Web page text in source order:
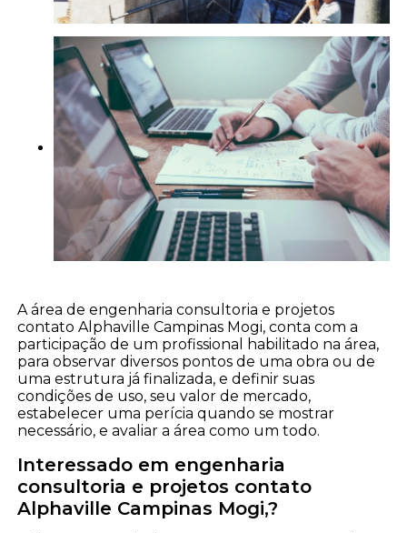
A área de engenharia consultoria e projetos
contato Alphaville Campinas Mogi, conta com a
participação de um profissional habilitado na área,
para observar diversos pontos de uma obra ou de
uma estrutura já finalizada, e definir suas
condições de uso, seu valor de mercado,
estabelecer uma perícia quando se mostrar
necessário, e avaliar a área como um todo.
Interessado em engenharia
consultoria e projetos contato
Alphaville Campinas Mogi,?